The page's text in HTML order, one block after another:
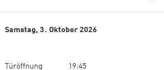
Samstag, 3. Oktober 2026
Türöffnung
19:45